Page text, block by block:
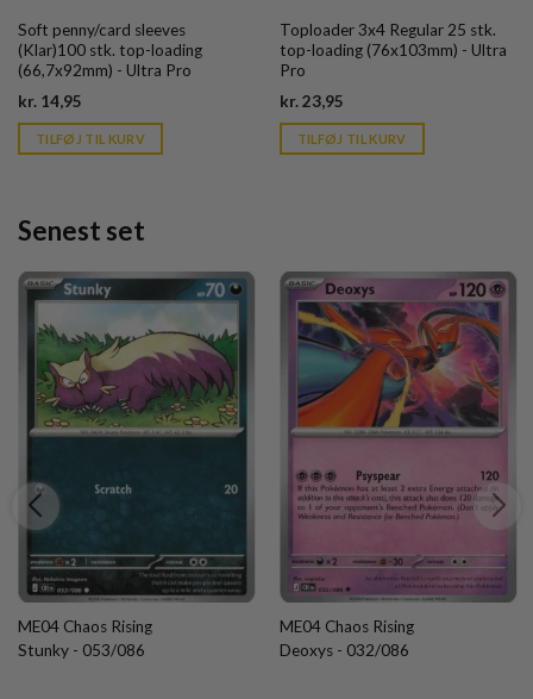
Soft penny/card sleeves
(Klar)100 stk. top-loading
(66,7x92mm) - Ultra Pro
kr. 14,95
is:
kr. 39,95.
TILFØJ TIL KURV
Toploader 3x4 Regular 25 stk.
top-loading (76x103mm) - Ultra
Pro
kr.23,95Current
is:
kr. 39,95.
TILFØJ TIL KURV
Senest set
ME04 Chaos Rising
Stunky - 053/086
ME04 Chaos Rising
Deoxys - 032/086